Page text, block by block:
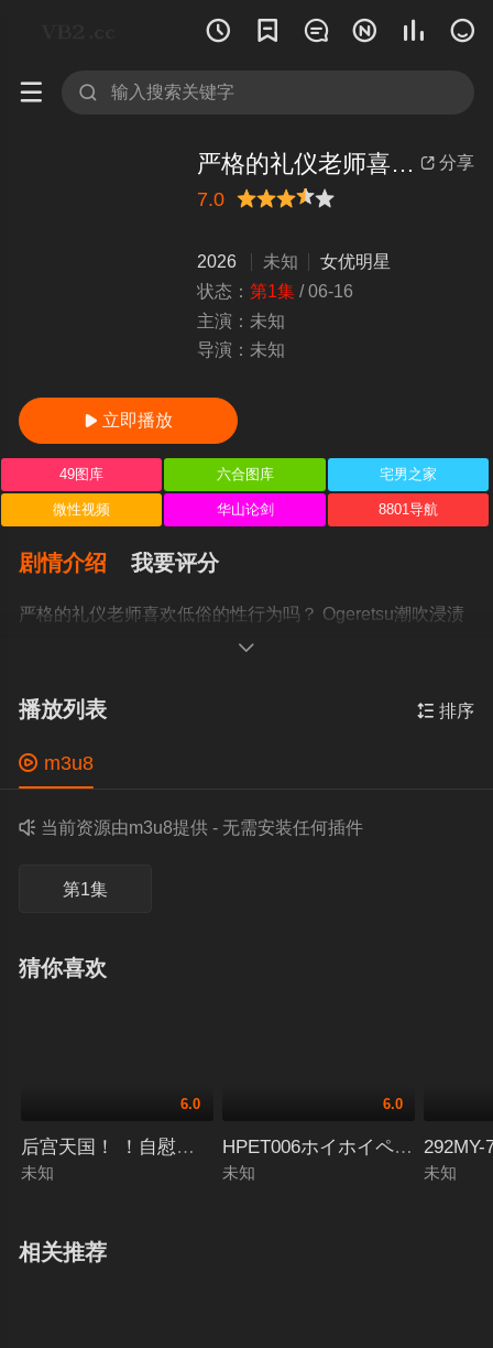
     
 
 分享
严格的礼仪老师喜欢低俗的性行为吗？ Ogeretsu潮吹浸渍礼仪课程苍井由里香 葵百合香 ディープス
7.0
推荐力荐
2026 未知
女优明星
状态： 第1集/06-16
主演： 未知
导演： 未知
 立即播放
49图库 六合图库 宅男之家
微性视频 华山论剑 8801导航
剧情介绍 我要评分
严格的礼仪老师喜欢低俗的性行为吗？ Ogeretsu潮吹浸渍
礼仪课程苍井由里香 葵百合香 ディープス

 排序
播放列表
 m3u8
 当前资源由m3u8提供 - 无需安装任何插件
第1集
猜你喜欢
6.0
后宫天国！ ！自慰俱乐部1 愛瀬ゆうり,如月りいさ,若宮
未知
6.0
HPET006ホイホイペット6素人
未知 未知
相关推荐